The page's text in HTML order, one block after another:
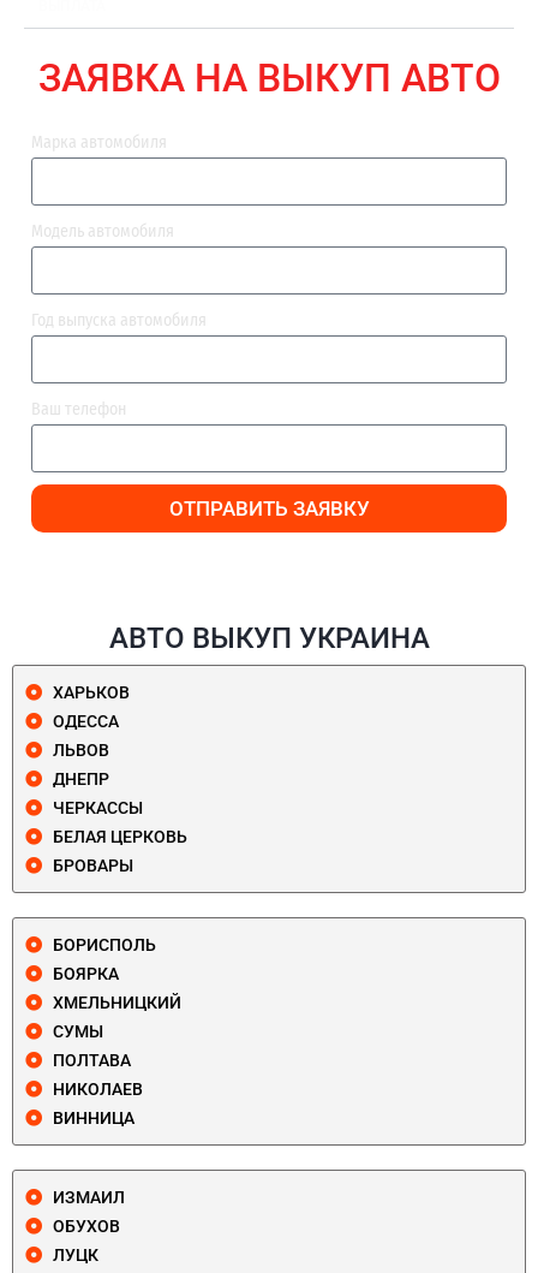
ЗАЯВКА НА ВЫКУП АВТО
Марка автомобиля
Модель автомобиля
Год выпуска автомобиля
Ваш телефон
ОТПРАВИТЬ ЗАЯВКУ
АВТО ВЫКУП УКРАИНА
ХАРЬКОВ
ОДЕССА
ЛЬВОВ
ДНЕПР
ЧЕРКАССЫ
БЕЛАЯ ЦЕРКОВЬ
БРОВАРЫ
БОРИСПОЛЬ
БОЯРКА
ХМЕЛЬНИЦКИЙ
СУМЫ
ПОЛТАВА
НИКОЛАЕВ
ВИННИЦА
ИЗМАИЛ
ОБУХОВ
ЛУЦК